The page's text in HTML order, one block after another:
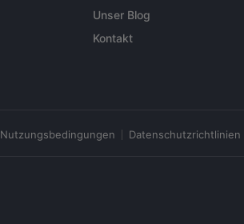
Unser Blog
Kontakt
Nutzungsbedingungen Datenschutzrichtlinien